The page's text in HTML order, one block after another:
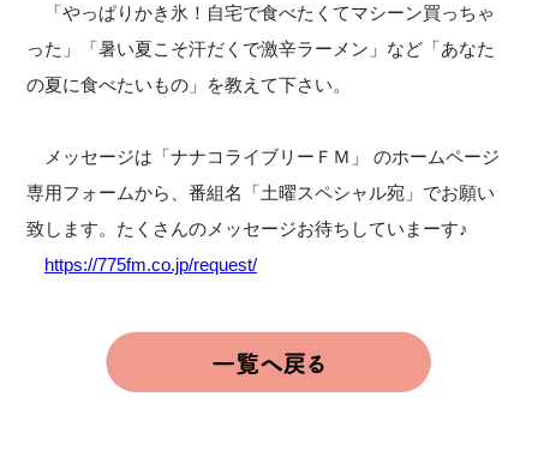
「やっぱりかき氷！自宅で食べたくてマシーン買っちゃ
った」「暑い夏こそ汗だくで激辛ラーメン」など「あなた
の夏に食べたいもの」を教えて下さい。
メッセージは「ナナコライブリーＦＭ」 のホームページ
専用フォームから、番組名「土曜スペシャル宛」でお願い
致します。たくさんのメッセージお待ちしていまーす♪
https://775fm.co.jp/request/